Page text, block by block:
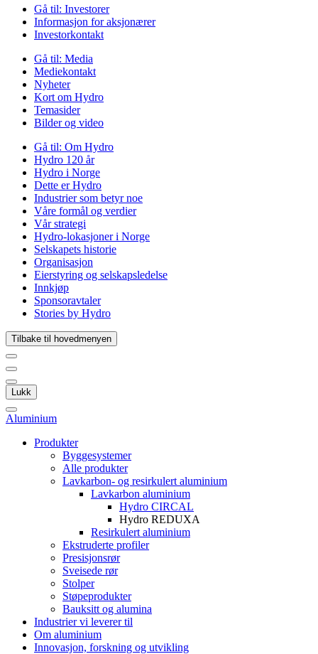
Gå til: Investorer
Informasjon for aksjonærer
Investorkontakt
Gå til: Media
Mediekontakt
Nyheter
Kort om Hydro
Temasider
Bilder og video
Gå til: Om Hydro
Hydro 120 år
Hydro i Norge
Dette er Hydro
Industrier som betyr noe
Våre formål og verdier
Vår strategi
Hydro-lokasjoner i Norge
Selskapets historie
Organisasjon
Eierstyring og selskapsledelse
Innkjøp
Sponsoravtaler
Stories by Hydro
Tilbake til hovedmenyen
Lukk
Aluminium
Produkter
Byggesystemer
Alle produkter
Lavkarbon- og resirkulert aluminium
Lavkarbon aluminium
Hydro CIRCAL
Hydro REDUXA
Resirkulert aluminium
Ekstruderte profiler
Presisjonsrør
Sveisede rør
Stolper
Støpeprodukter
Bauksitt og alumina
Industrier vi leverer til
Om aluminium
Innovasjon, forskning og utvikling